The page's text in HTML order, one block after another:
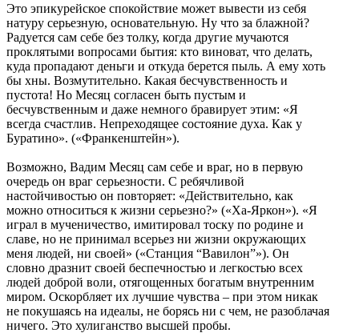
Это эпикурейское спокойствие может вывести из себя
натуру серьезную, основательную. Ну что за блажной?
Радуется сам себе без толку, когда другие мучаются
проклятыми вопросами бытия: кто виноват, что делать,
куда пропадают деньги и откуда берется пыль. А ему хоть
бы хны. Возмутительно. Какая бесчувственность и
пустота! Но Месяц согласен быть пустым и
бесчувственным и даже немного бравирует этим: «Я
всегда счастлив. Непреходящее состояние духа. Как у
Буратино». («Франкенштейн»).
Возможно, Вадим Месяц сам себе и враг, но в первую
очередь он враг серьезности. С ребячливой
настойчивостью он повторяет: «Действительно, как
можно относиться к жизни серьезно?» («Ха-Яркон»). «Я
играл в мученичество, имитировал тоску по родине и
славе, но не принимал всерьез ни жизни окружающих
меня людей, ни своей» («Станция “Вавилон”»). Он
словно дразнит своей беспечностью и легкостью всех
людей доброй воли, отягощенных богатым внутренним
миром. Оскорбляет их лучшие чувства – при этом никак
не покушаясь на идеалы, не борясь ни с чем, не разоблачая
ничего. Это хулиганство высшей пробы.